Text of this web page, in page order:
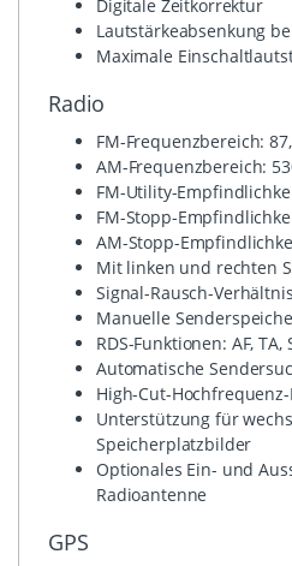
Digitale Zeitkorrektur
Lautstärkeabsenkung
Maximale
Radio
FM-Frequenzbereich:
AM-Frequenzbereich:
FM-Utility-
FM-Stopp-
AM-Stopp-
Mit linken und rechten
Signal-Rausch-
Manuelle
RDS-Funktionen: AF,
Automatische
High-Cut-
Unterstützung für
Speicherplatzbilder
Optionales Ein- und
Radioantenne
GPS